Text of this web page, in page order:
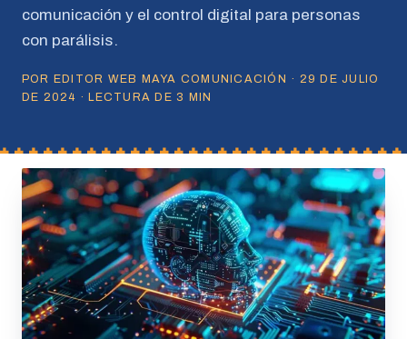
comunicación y el control digital para personas
con parálisis.
POR EDITOR WEB MAYA COMUNICACIÓN · 29 DE JULIO
DE 2024 · LECTURA DE 3 MIN